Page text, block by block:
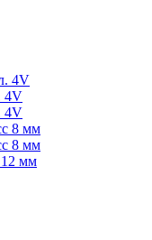
4V
4V
4V
8 мм
8 мм
12 мм